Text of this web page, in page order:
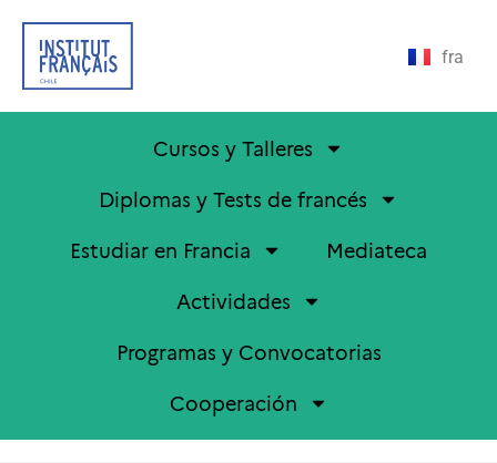
fra
Cursos y Talleres
Diplomas y Tests de francés
Estudiar en Francia
Mediateca
Actividades
Programas y Convocatorias
Cooperación